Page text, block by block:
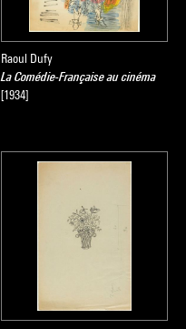
Raoul Dufy
La Comédie-Française au cinéma
[1934]